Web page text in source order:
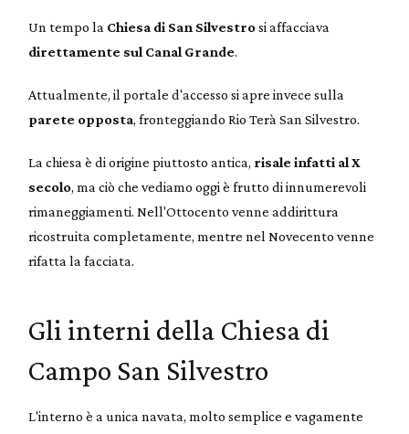
Un tempo la Chiesa di San Silvestrosi affacciava
direttamente sul Canal Grande.
Attualmente, il portale d'accesso si apre invece sulla
parete opposta, fronteggiando Rio Terà San Silvestro.
La chiesa è di origine piuttosto antica, risale infatti al X
secolo, ma ciò che vediamo oggi è frutto di innumerevoli
rimaneggiamenti. Nell'Ottocento venne addirittura
ricostruita completamente, mentre nel Novecento venne
rifatta la facciata.
Gli interni della Chiesa di
Campo San Silvestro
L'interno è a unica navata, molto semplice e vagamente